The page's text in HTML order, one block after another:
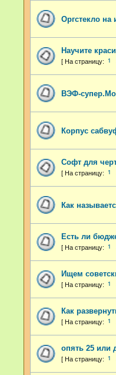
Оргстекло на
Научите
1
ВЭФ-
Корпус
Софт для
1
Как
Есть ли
1
Ищем
1
Как
1
опять 25 или
1